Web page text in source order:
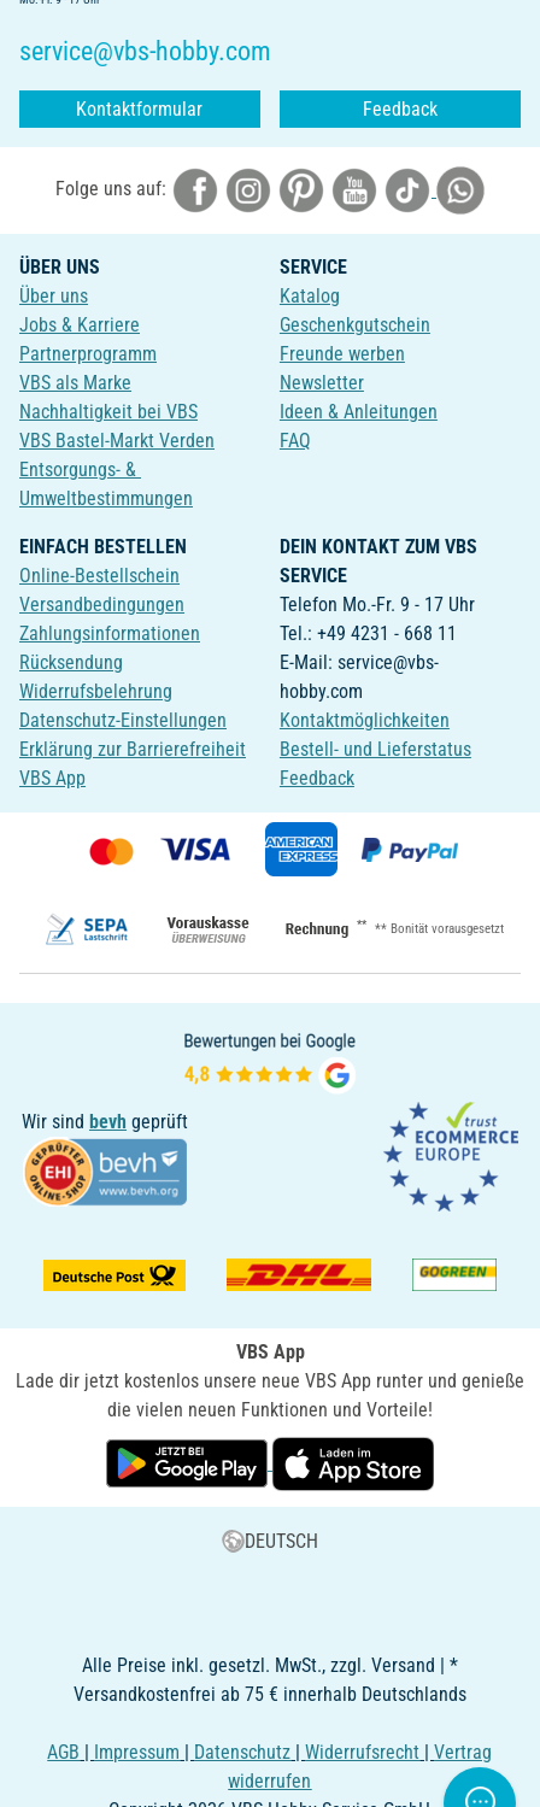
service@vbs-hobby.com
Kontaktformular Feedback
Folge uns auf:
ÜBER UNS
Über uns
Jobs & Karriere
Partnerprogramm
VBS als Marke
Nachhaltigkeit bei VBS
VBS Bastel-Markt Verden
Entsorgungs- &
Umweltbestimmungen
SERVICE
Katalog
Geschenkgutschein
Freunde werben
Newsletter
Ideen & Anleitungen
FAQ
EINFACH BESTELLEN
Online-Bestellschein
Versandbedingungen
Zahlungsinformationen
Rücksendung
Widerrufsbelehrung
Datenschutz-Einstellungen
Erklärung zur Barrierefreiheit
VBS App
DEIN KONTAKT ZUM VBS
SERVICE
Telefon Mo.-Fr. 9 - 17 Uhr
Tel.: +49 4231 - 668 11
E-Mail: service@vbs-
hobby.com
Kontaktmöglichkeiten
Bestell- und Lieferstatus
Feedback
** ** Bonität vorausgesetzt
Wir sind bevh geprüft
VBS App
Lade dir jetzt kostenlos unsere neue VBS App runter und genieße
die vielen neuen Funktionen und Vorteile!
DEUTSCH
Alle Preise inkl. gesetzl. MwSt., zzgl. Versand | *
Versandkostenfrei ab 75 € innerhalb Deutschlands
AGB | Impressum | Datenschutz |Widerrufsrecht |Vertrag
widerrufen